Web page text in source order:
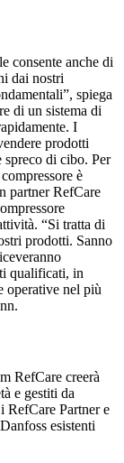
consente anche di
dai nostri
spiega
di un sistema di
I
prodotti
spreco di cibo. Per
è
partner RefCare
“Si tratta di
prodotti. Sanno
qualificati, in
operative nel più
RefCare creerà
e gestiti da
RefCare Partner e
esistenti